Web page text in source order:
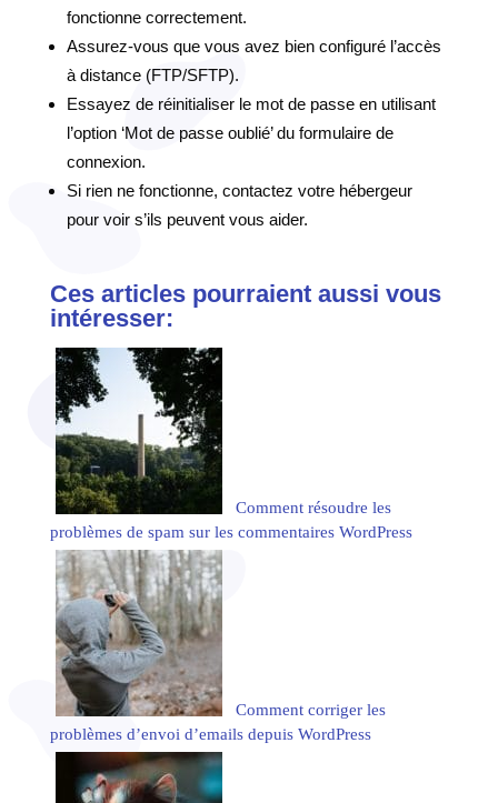
fonctionne correctement.
Assurez-vous que vous avez bien configuré l’accès
à distance (FTP/SFTP).
Essayez de réinitialiser le mot de passe en utilisant
l’option ‘Mot de passe oublié’ du formulaire de
connexion.
Si rien ne fonctionne, contactez votre hébergeur
pour voir s’ils peuvent vous aider.
Ces articles pourraient aussi vous
intéresser:
Comment résoudre les
problèmes de spam sur les commentaires WordPress
Comment corriger les
problèmes d’envoi d’emails depuis WordPress